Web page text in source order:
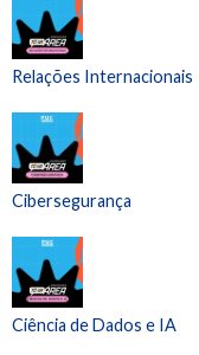
Relações Internacionais
Cibersegurança
Ciência de Dados e IA